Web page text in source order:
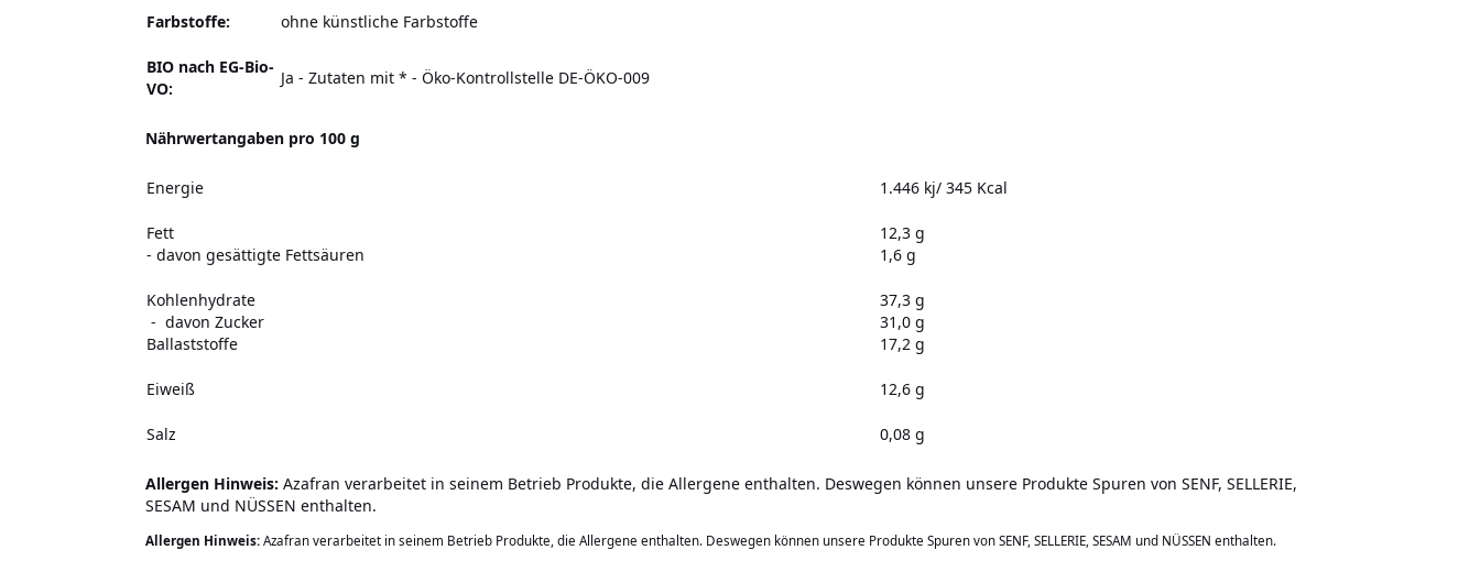
Farbstoffe: ohne künstliche Farbstoffe
BIO nach EG-Bio-
VO:
Ja - Zutaten mit * - Öko-Kontrollstelle DE-ÖKO-009
Nährwertangaben pro 100 g
Energie 1.446 kj/ 345 Kcal
Fett
- davon gesättigte Fettsäuren
12,3 g
1,6 g
Kohlenhydrate
- davon Zucker
Ballaststoffe
37,3 g
31,0 g
17,2 g
Eiweiß 12,6 g
Salz 0,08 g
Allergen Hinweis: Azafran verarbeitet in seinem Betrieb Produkte, die Allergene enthalten. Deswegen können unsere Produkte Spuren von SENF, SELLERIE,
SESAM und NÜSSEN enthalten.
Allergen Hinweis: Azafran verarbeitet in seinem Betrieb Produkte, die Allergene enthalten. Deswegen können unsere Produkte Spuren von SENF, SELLERIE, SESAM und NÜSSEN enthalten.